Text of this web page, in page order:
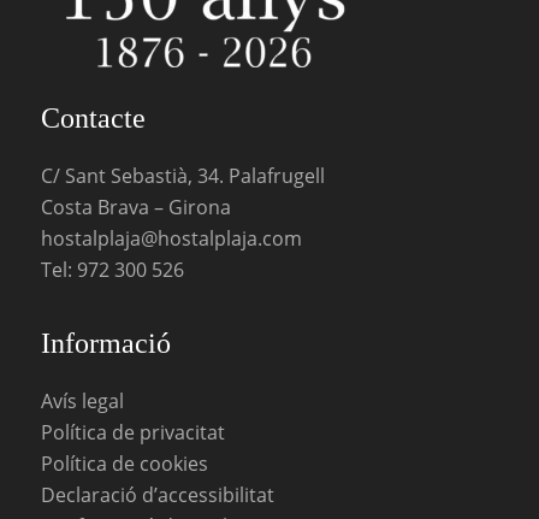
Contacte
C/ Sant Sebastià, 34. Palafrugell
Costa Brava – Girona
hostalplaja@hostalplaja.com
Tel: 972 300 526
Informació
Avís legal
Política de privacitat
Política de cookies
Declaració d’accessibilitat